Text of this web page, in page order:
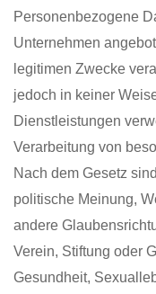
Personenbezogene
Unternehmen
legitimen Zwecke
jedoch in keiner
Dienstleistungen
Verarbeitung von
Nach dem Gesetz
politische Meinung,
andere
Verein, Stiftung oder
Gesundheit,